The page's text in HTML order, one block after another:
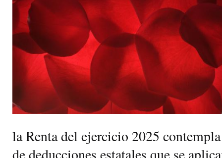
la Renta del ejercicio 2025
de deducciones estatales que se